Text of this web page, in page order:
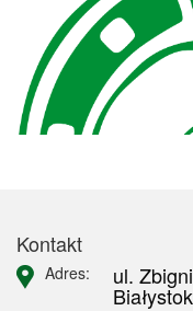
Kontakt
Adres: ul.
Białystok